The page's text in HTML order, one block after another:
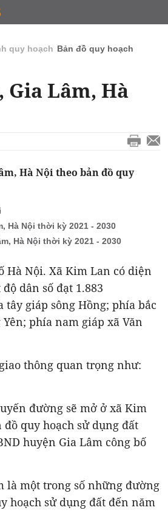
quy hoạch Bản đồ quy hoạch
Lâm, Hà
Hà Nội theo bản đồ quy
Hà Nội thời kỳ 2021 - 2030
Hà Nội thời kỳ 2021 - 2030
Hà Nội. Xã Kim Lan có diện
dân số đạt 1.883
giáp sông Hồng; phía bắc
phía nam giáp xã Văn
thông quan trọng như:
đường sẽ mở ở xã Kim
quy hoạch sử dụng đất
huyện Gia Lâm công bố
là một trong số những đường
hoạch sử dụng đất đến năm